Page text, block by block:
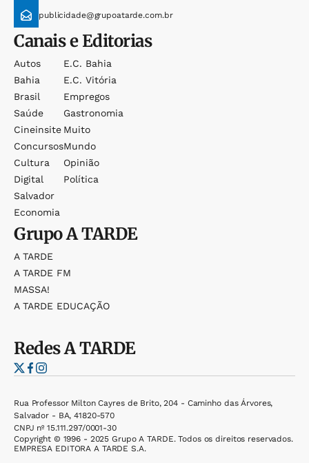
publicidade@grupoatarde.com.br
Canais e Editorias
Autos
Bahia
Brasil
Saúde
Cineinsite
Concursos
Cultura
Digital
Salvador
Economia
E.c. Bahia
E.c. Vitória
Empregos
Gastronomia
Muito
Mundo
Opinião
Política
GrupoA TARDE
A TARDE
A TARDE FM
MASSA!
A TARDE EDUCAÇÃO
RedesA TARDE
Rua Professor Milton Cayres de Brito, 204 - Caminho das Árvores,
Salvador - BA, 41820-570
CNPJ nº 15.111.297/0001-30
Copyright © 1996 - 2025 Grupo A TARDE. Todos os direitos reservados.
EMPRESA EDITORA A TARDE S.A.